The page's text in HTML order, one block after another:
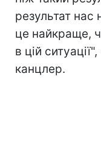
результат
це найкраще,
в цій
канцлер.